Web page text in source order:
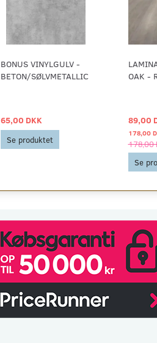
BONUS VINYLGULV -
BETON/SØLVMETALLIC
65,00 DKK
Se produktet
OAK -
89,00
178,00
178,00
Se